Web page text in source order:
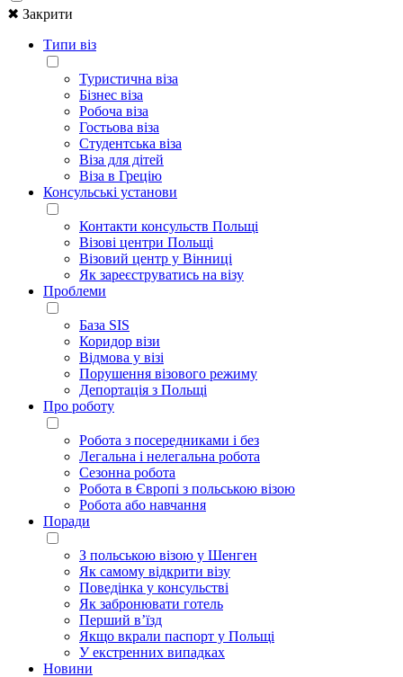
✖ Закрити
Типи віз
Туристична віза
Бізнес віза
Робоча віза
Гостьова віза
Студентська віза
Віза для дітей
Віза в Грецію
Консульські установи
Контакти консульств Польщі
Візові центри Польщі
Візовий центр у Вінниці
Як зареєструватись на візу
Проблеми
База SIS
Коридор візи
Відмова у візі
Порушення візового режиму
Депортація з Польщі
Про роботу
Робота з посередниками і без
Легальна і нелегальна робота
Сезонна робота
Робота в Європі з польською візою
Робота або навчання
Поради
З польською візою у Шенген
Як самому відкрити візу
Поведінка у консульстві
Як забронювати готель
Перший в’їзд
Якщо вкрали паспорт у Польщі
У екстренних випадках
Новини